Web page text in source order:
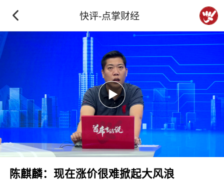
快评-点掌财经
陈麒麟：现在涨价很难掀起大风浪